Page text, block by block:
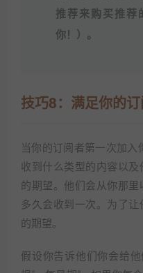
推荐来购买推荐
你！）。
技巧8：满足你的订
当你的订阅者第一次加入
收到什么类型的内容以
的期望。他们会从你那里
多久会收到一次。为了让
的期望。
假设你告诉他们你会给